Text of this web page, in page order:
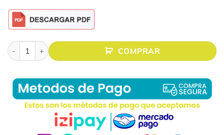
ECRAN RETRÁCTIL FIBRA DE VIDRIO 97″(2.14 X 1.20Mts.)
COMPRAR